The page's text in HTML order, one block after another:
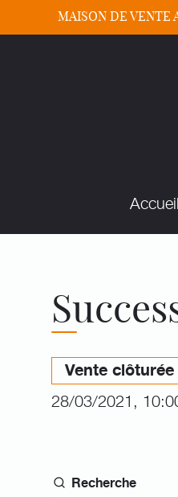
MAISON DE VENTE
Accueil
Vente clôturée
28/03/2021,
Recherche